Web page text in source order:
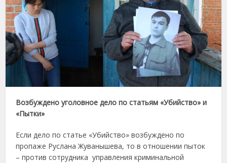
Возбуждено уголовное дело по статьям «Убийство» и
«Пытки»
Если дело по статье «Убийство» возбуждено по
пропаже Руслана Жуванышева, то в отношении пыток
– против сотрудника управления криминальной